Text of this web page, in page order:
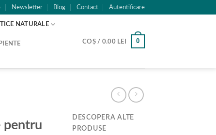
Newsletter Blog Contact Autentificare
NATURALE
COȘ / 0.00 LEI 0
pentru
DESCOPERA ALTE
PRODUSE